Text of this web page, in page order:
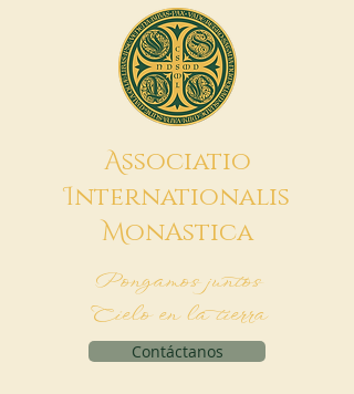
Associatio
Internationalis
MonAstica
Pongamos juntos
Cielo en la tierra
Contáctanos